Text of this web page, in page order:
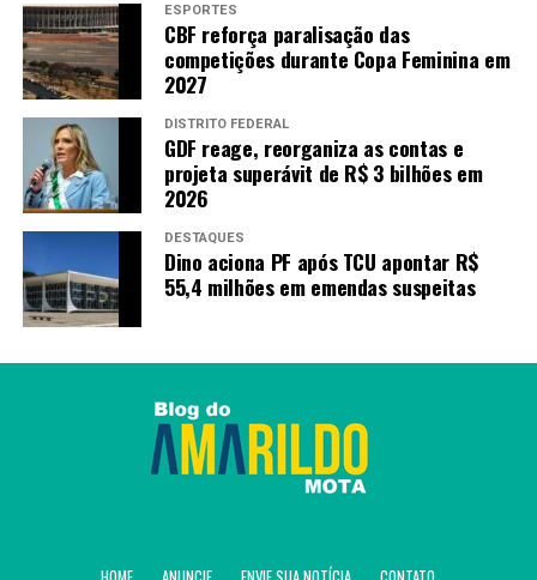
ESPORTES
CBF reforça paralisação das
competições durante Copa Feminina em
2027
DISTRITO FEDERAL
GDF reage, reorganiza as contas e
projeta superávit de R$ 3 bilhões em
2026
DESTAQUES
Dino aciona PF após TCU apontar R$
55,4 milhões em emendas suspeitas